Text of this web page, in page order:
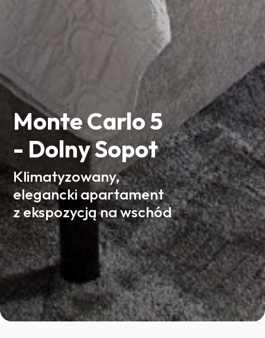
Monte Carlo 5
- Dolny Sopot
Klimatyzowany,
elegancki apartament
z ekspozycją na wschód